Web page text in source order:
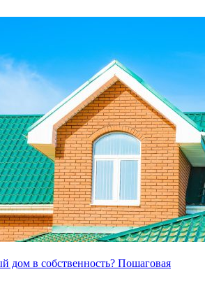
дом в собственность? Пошаговая